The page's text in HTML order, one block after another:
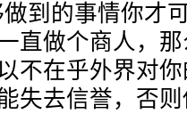
到的事情你才
直做个商人，
不在乎外界对
失去信誉，否